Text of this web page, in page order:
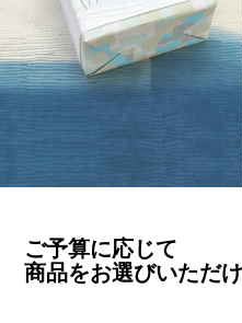
ご予算に応じて
商品をお選びいただ